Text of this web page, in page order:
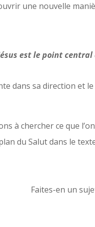
une nouvelle
est le point
dans sa direction et
à chercher ce que
du Salut dans le
Faites-en un